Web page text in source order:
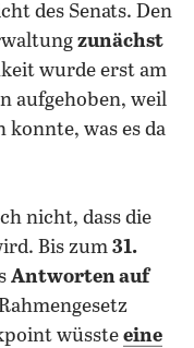
des Senats. Den
zunächst
wurde erst am
aufgehoben, weil
was es da
nicht, dass die
Bis zum 31.
Antworten auf
wüsste eine